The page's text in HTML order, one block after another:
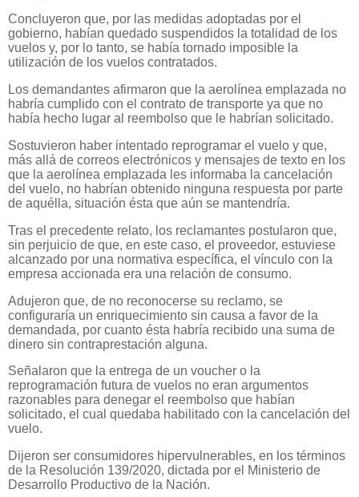
Concluyeron que, por las medidas adoptadas por el
gobierno, habían quedado suspendidos la totalidad de los
vuelos y, por lo tanto, se había tornado imposible la
utilización de los vuelos contratados.
Los demandantes afirmaron que la aerolínea emplazada no
habría cumplido con el contrato de transporte ya que no
había hecho lugar al reembolso que le habrían solicitado.
Sostuvieron haber intentado reprogramar el vuelo y que,
más allá de correos electrónicos y mensajes de texto en los
que la aerolínea emplazada les informaba la cancelación
del vuelo, no habrían obtenido ninguna respuesta por parte
de aquélla, situación ésta que aún se mantendría.
Tras el precedente relato, los reclamantes postularon que,
sin perjuicio de que, en este caso, el proveedor, estuviese
alcanzado por una normativa específica, el vínculo con la
empresa accionada era una relación de consumo.
Adujeron que, de no reconocerse su reclamo, se
configuraría un enriquecimiento sin causa a favor de la
demandada, por cuanto ésta habría recibido una suma de
dinero sin contraprestación alguna.
Señalaron que la entrega de un voucher o la
reprogramación futura de vuelos no eran argumentos
razonables para denegar el reembolso que habían
solicitado, el cual quedaba habilitado con la cancelación del
vuelo.
Dijeron ser consumidores hipervulnerables, en los términos
de la Resolución 139/2020, dictada por el Ministerio de
Desarrollo Productivo de la Nación.